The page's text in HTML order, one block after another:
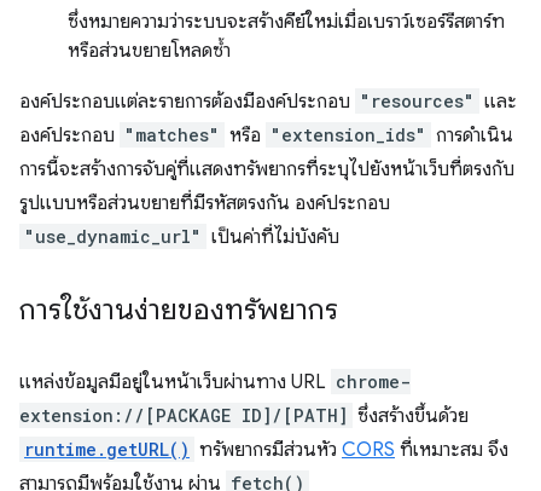
ซึ่งหมายความว่าระบบจะสร้างคีย์ใหม่เมื่อเบราว์เซอร์รีสตาร์ท
หรือส่วนขยายโหลดซ้ำ
องค์ประกอบแต่ละรายการต้องมีองค์ประกอบ "resources" และ
องค์ประกอบ "matches" หรือ "extension_ids" การดำเนิน
การนี้จะสร้างการจับคู่ที่แสดงทรัพยากรที่ระบุไปยังหน้าเว็บที่ตรงกับ
รูปแบบหรือส่วนขยายที่มีรหัสตรงกัน องค์ประกอบ
"use_dynamic_url" เป็นค่าที่ไม่บังคับ
การใช้งานง่ายของทรัพยากร
แหล่งข้อมูลมีอยู่ในหน้าเว็บผ่านทาง URL chrome-
extension://[PACKAGE ID]/[PATH] ซึ่งสร้างขึ้นด้วย
runtime.getURL() ทรัพยากรมีส่วนหัว CORS ที่เหมาะสม จึง
สามารถมีพร้อมใช้งาน ผ่าน fetch()